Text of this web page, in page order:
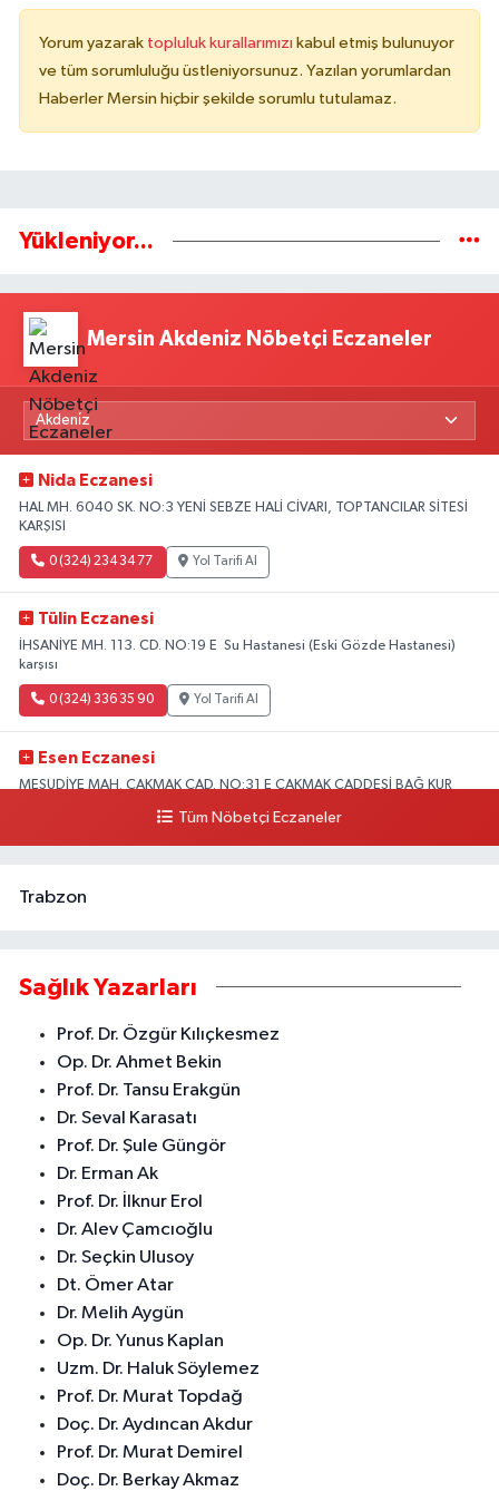
Yorum yazarak topluluk kurallarımızı kabul etmiş bulunuyor
ve tüm sorumluluğu üstleniyorsunuz. Yazılan yorumlardan
Haberler Mersin hiçbir şekilde sorumlu tutulamaz.
Yükleniyor...
Mersin Akdeniz Nöbetçi Eczaneler
Nida Eczanesi
HAL MH. 6040 SK. NO:3 YENİ SEBZE HALİ CİVARI, TOPTANCILAR SİTESİ
KARŞISI
0 (324) 234 34 77 Yol Tarifi Al
Tülin Eczanesi
İHSANİYE MH. 113. CD. NO:19 E Su Hastanesi (Eski Gözde Hastanesi)
karşısı
0 (324) 336 35 90 Yol Tarifi Al
Esen Eczanesi
MESUDİYE MAH. ÇAKMAK CAD. NO:31 E ÇAKMAK CADDESİ BAĞ KUR
Tüm Nöbetçi Eczaneler
Trabzon
Sağlık Yazarları
Prof. Dr. Özgür Kılıçkesmez
Op. Dr. Ahmet Bekin
Prof. Dr. Tansu Erakgün
Dr. Seval Karasatı
Prof. Dr. Şule Güngör
Dr. Erman Ak
Prof. Dr. İlknur Erol
Dr. Alev Çamcıoğlu
Dr. Seçkin Ulusoy
Dt. Ömer Atar
Dr. Melih Aygün
Op. Dr. Yunus Kaplan
Uzm. Dr. Haluk Söylemez
Prof. Dr. Murat Topdağ
Doç. Dr. Aydıncan Akdur
Prof. Dr. Murat Demirel
Doç. Dr. Berkay Akmaz